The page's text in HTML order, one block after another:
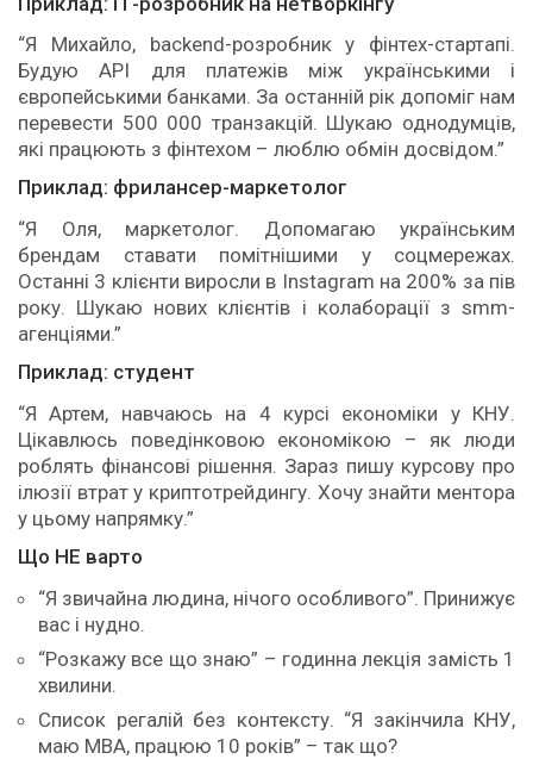
“Я Михайло, backend-розробник у фінтех-стартапі.
Будую API для платежів між українськими і
європейськими банками. За останній рік допоміг нам
перевести 500 000 транзакцій. Шукаю однодумців,
які працюють з фінтехом – люблю обмін досвідом.”
Приклад: фрилансер-маркетолог
“Я Оля, маркетолог. Допомагаю українським
брендам ставати помітнішими у соцмережах.
Останні 3 клієнти виросли в Instagram на 200% за пів
року. Шукаю нових клієнтів і колаборації з smm-
агенціями.”
Приклад: студент
“Я Артем, навчаюсь на 4 курсі економіки у КНУ.
Цікавлюсь поведінковою економікою – як люди
роблять фінансові рішення. Зараз пишу курсову про
ілюзії втрат у криптотрейдингу. Хочу знайти ментора
у цьому напрямку.”
Що НЕ варто
“Я звичайна людина, нічого особливого”. Принижує
вас і нудно.
“Розкажу все що знаю” – годинна лекція замість 1
хвилини.
Список регалій без контексту. “Я закінчила КНУ,
маю MBA, працюю 10 років” – так що?